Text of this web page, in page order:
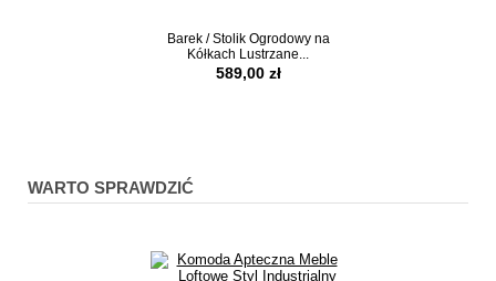
Barek / Stolik Ogrodowy na
Kółkach Lustrzane...
589,00 zł
WARTO SPRAWDZIĆ